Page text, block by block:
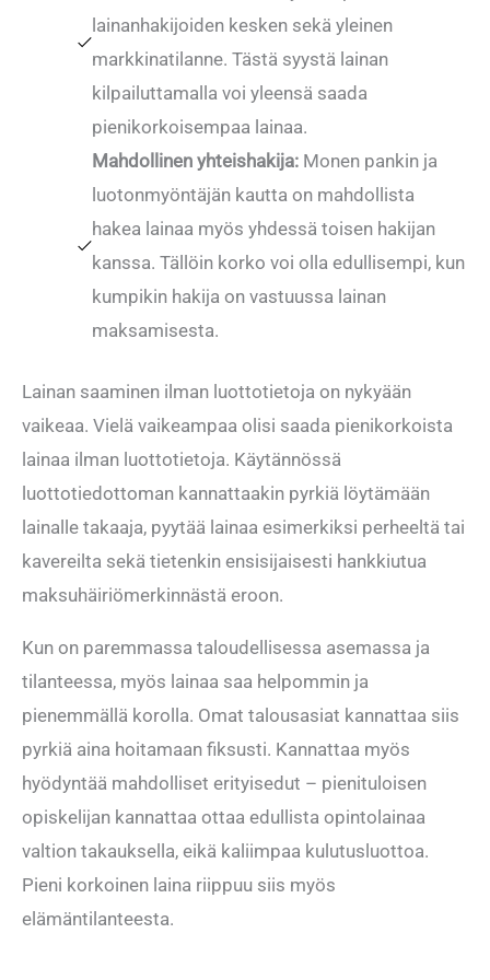
lainanhakijoiden kesken sekä yleinen
markkinatilanne. Tästä syystä lainan
kilpailuttamalla voi yleensä saada
pienikorkoisempaa lainaa.
Mahdollinen yhteishakija: Monen pankin ja
luotonmyöntäjän kautta on mahdollista
hakea lainaa myös yhdessä toisen hakijan
kanssa. Tällöin korko voi olla edullisempi, kun
kumpikin hakija on vastuussa lainan
maksamisesta.
Lainan saaminen ilman luottotietoja on nykyään
vaikeaa. Vielä vaikeampaa olisi saada pienikorkoista
lainaa ilman luottotietoja. Käytännössä
luottotiedottoman kannattaakin pyrkiä löytämään
lainalle takaaja, pyytää lainaa esimerkiksi perheeltä tai
kavereilta sekä tietenkin ensisijaisesti hankkiutua
maksuhäiriömerkinnästä eroon.
Kun on paremmassa taloudellisessa asemassa ja
tilanteessa, myös lainaa saa helpommin ja
pienemmällä korolla. Omat talousasiat kannattaa siis
pyrkiä aina hoitamaan fiksusti. Kannattaa myös
hyödyntää mahdolliset erityisedut – pienituloisen
opiskelijan kannattaa ottaa edullista opintolainaa
valtion takauksella, eikä kaliimpaa kulutusluottoa.
Pieni korkoinen laina riippuu siis myös
elämäntilanteesta.